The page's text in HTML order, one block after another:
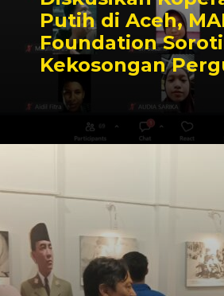
Putih di Aceh,
Foundation Soroti
Kekosongan